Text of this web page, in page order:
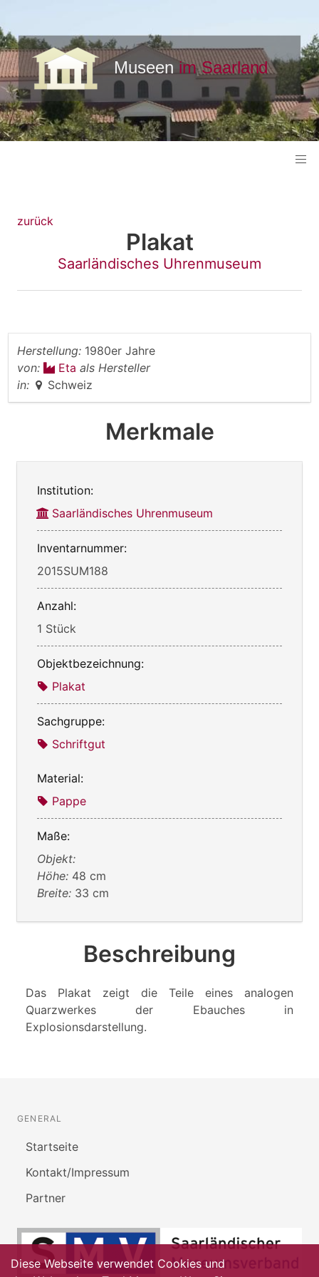
zurück
Plakat
Saarländisches Uhrenmuseum
Herstellung: 1980er Jahre
von:
Eta als Hersteller
in:
Schweiz
Merkmale
Institution:
Saarländisches Uhrenmuseum
Inventarnummer:
2015SUM188
Anzahl:
1 Stück
Objektbezeichnung:
Plakat
Sachgruppe:
Schriftgut
Material:
Pappe
Maße:
Objekt:
Höhe: 48 cm
Breite: 33 cm
Beschreibung
Das Plakat zeigt die Teile eines analogen
Quarzwerkes der Ebauches in
Explosionsdarstellung.
GENERAL
Startseite
Kontakt/Impressum
Partner
Diese Webseite verwendet Cookies und